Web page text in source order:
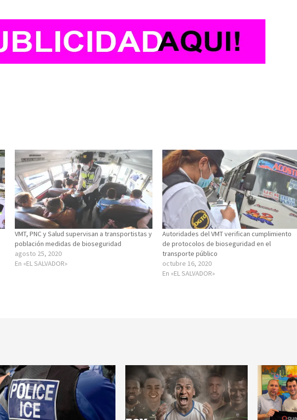
VMT, PNC y Salud supervisan a transportistas y
población medidas de bioseguridad
agosto 25, 2020
En «EL SALVADOR»
Autoridades del VMT verifican cumplimiento
de protocolos de bioseguridad en el
transporte público
octubre 16, 2020
En «EL SALVADOR»